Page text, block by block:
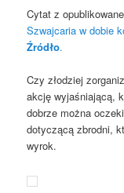
Cytat z
Szwajcaria w dobie
Źródło.
Czy złodziej
akcję wyjaśniającą,
dobrze można
dotyczącą zbrodni,
wyrok.